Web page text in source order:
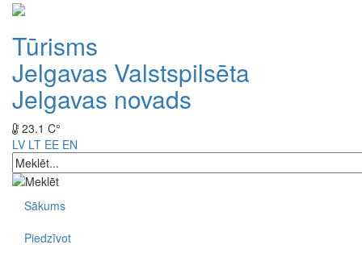
Tūrisms
Jelgavas Valstspilsēta
Jelgavas novads
23.1 C°
LV LT EE EN
Sākums
Piedzīvot